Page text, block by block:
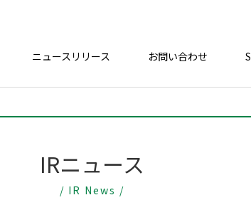
ニュースリリース お問い合わせ
IRニュース
/ IR News /